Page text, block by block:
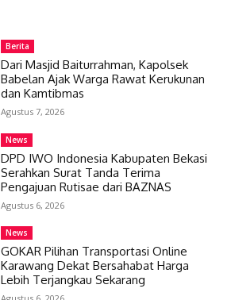
Berita
Dari Masjid Baiturrahman, Kapolsek
Babelan Ajak Warga Rawat Kerukunan
dan Kamtibmas
Agustus 7, 2026
News
DPD IWO Indonesia Kabupaten Bekasi
Serahkan Surat Tanda Terima
Pengajuan Rutisae dari BAZNAS
Agustus 6, 2026
News
GOKAR Pilihan Transportasi Online
Karawang Dekat Bersahabat Harga
Lebih Terjangkau Sekarang